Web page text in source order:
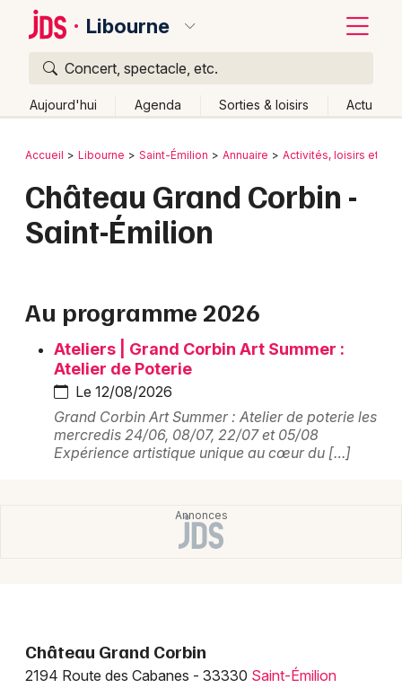
Libourne
Concert, spectacle, etc.
Aujourd'hui Agenda Sorties & loisirs Actu
Publier un événement
Activité & Expérience
Manifestations
Foires & salons
Spectacles
Expos
Bordeaux
Colmar
Mulhouse
Montpellier
Nantes
Retour
Accueil Libourne Saint-Émilion Annuaire Activités, loisirs et
Château Grand Corbin -
Saint-Émilion
Au programme 2026
Ateliers | Grand Corbin Art Summer :
Atelier de Poterie
Le 12/08/2026
Grand Corbin Art Summer : Atelier de poterie les
mercredis 24/06, 08/07, 22/07 et 05/08
Expérience artistique unique au cœur du […]
Château Grand Corbin
2194 Route des Cabanes - 33330 Saint-Émilion
Quoi ?
Où ?
Partout
Près de moi Changer de lieu
Quand ?